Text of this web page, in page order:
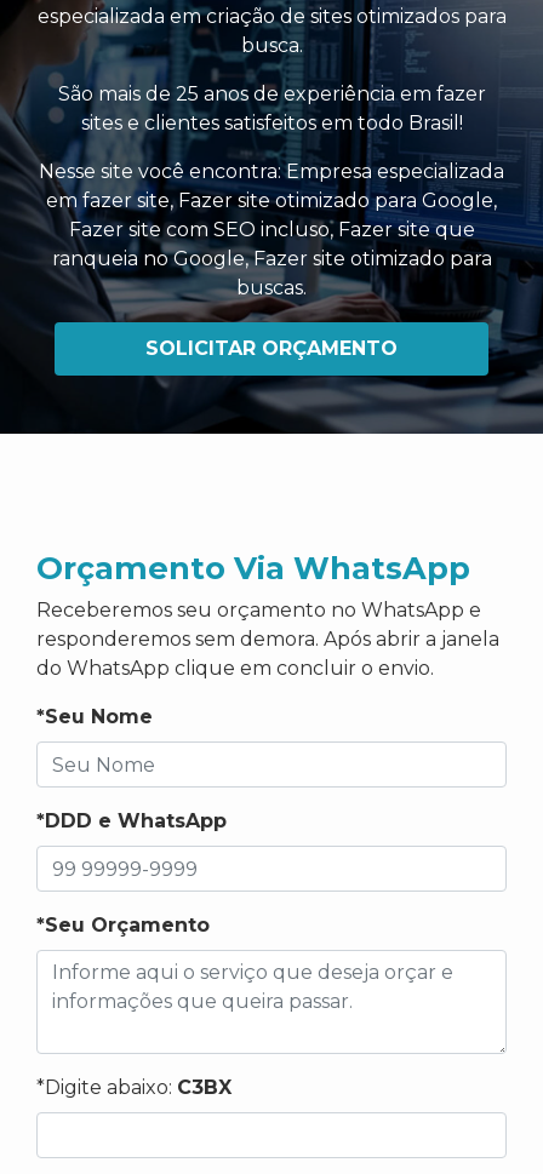
especializada em criação de sites otimizados para
busca.
São mais de 25 anos de experiência em fazer
sites e clientes satisfeitos em todo Brasil!
Nesse site você encontra:Empresa especializada
em fazer site,Fazer site otimizado para Google,
Fazer site com SEO incluso, Fazer site que
ranqueia no Google,Fazer site otimizado para
buscas.
SOLICITAR ORÇAMENTO
Orçamento Via WhatsApp
Receberemos seu orçamento no WhatsApp e
responderemos sem demora. Após abrir a janela
do WhatsApp clique em concluir o envio.
*Seu Nome
*DDD e WhatsApp
*Seu Orçamento
*Digite abaixo: C3BX